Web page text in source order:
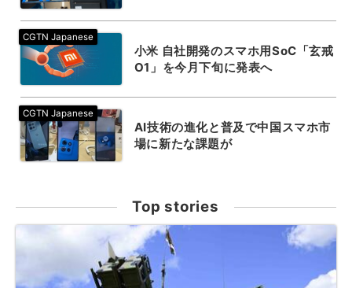
小米 自社開発のスマホ用SoC「玄戒
O1」を今月下旬に発表へ
AI技術の進化と普及で中国スマホ市
場に新たな課題が
Top stories